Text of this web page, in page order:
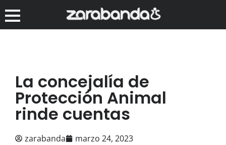
La concejalía de
Protección Animal
rinde cuentas
zarabanda marzo 24, 2023